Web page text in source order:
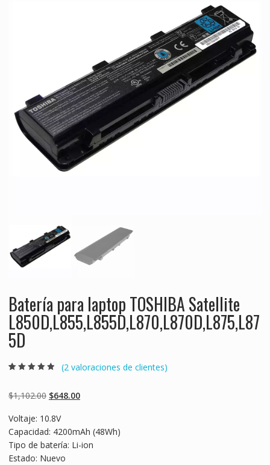
Batería para laptop TOSHIBA Satellite
L850D,L855,L855D,L870,L870D,L875,L87
5D
basado en
puntuaciones
(2 valoraciones de clientes)
$1,102.00 Original
was:
$1,102.00.
$648.00Current
$648.00.
Voltaje: 10.8V
Capacidad: 4200mAh (48Wh)
Tipo de batería: Li-ion
Estado: Nuevo